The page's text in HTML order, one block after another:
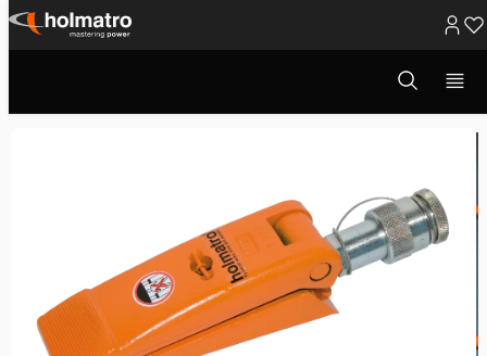
Ga
Open
zoekvenster
Overige (Hef)Gereedschappen